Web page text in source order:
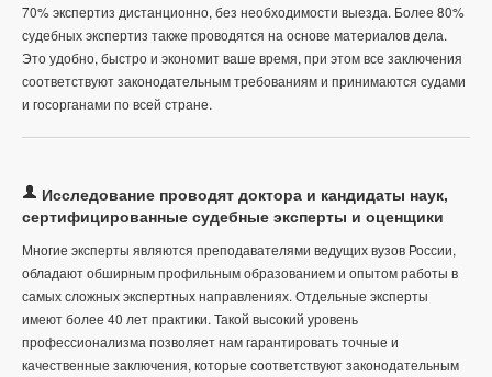
70% экспертиз дистанционно, без необходимости выезда. Более 80%
судебных экспертиз также проводятся на основе материалов дела.
Это удобно, быстро и экономит ваше время, при этом все заключения
соответствуют законодательным требованиям и принимаются судами
и госорганами по всей стране.
Исследование проводят доктора и кандидаты наук,
сертифицированные судебные эксперты и оценщики
Многие эксперты являются преподавателями ведущих вузов России,
обладают обширным профильным образованием и опытом работы в
самых сложных экспертных направлениях. Отдельные эксперты
имеют более 40 лет практики. Такой высокий уровень
профессионализма позволяет нам гарантировать точные и
качественные заключения, которые соответствуют законодательным